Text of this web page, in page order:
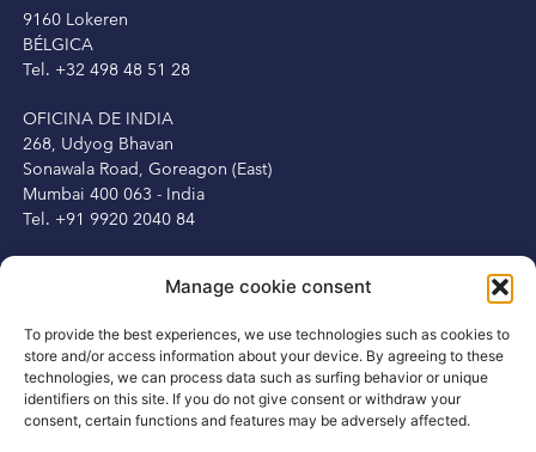
Manage cookie consent
To provide the best experiences, we use technologies such as cookies to
store and/or access information about your device. By agreeing to these
technologies, we can process data such as surfing behavior or unique
identifiers on this site. If you do not give consent or withdraw your
consent, certain functions and features may be adversely affected.
9160 Lokeren
BÉLGICA
Tel. +32 498 48 51 28
OFICINA DE INDIA
268, Udyog Bhavan
Sonawala Road, Goreagon (East)
Mumbai 400 063 - India
Tel. +91 9920 2040 84
Dublin 2, Ireland
Tel. +353 1 6875250
Mob. +353 87 3450231